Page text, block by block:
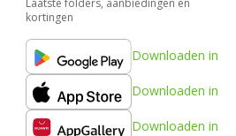
Laatste folders, aanbiedingen en
kortingen
Downloaden in
Downloaden in
Downloaden in